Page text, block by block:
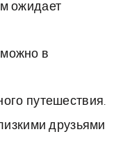
ожидает
в
путешествия.
друзьями